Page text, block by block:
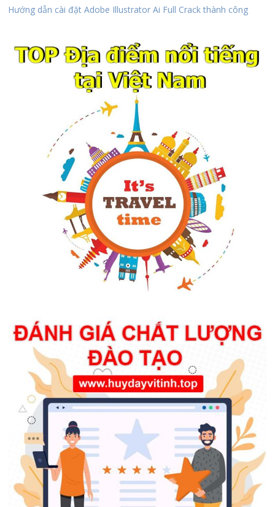
Hướng dẫn cài đặt Adobe Illustrator Ai Full Crack thành công